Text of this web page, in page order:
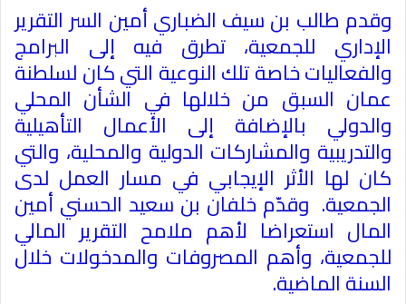
وقدم طالب بن سيف الضباري أمين السر التقرير
الإداري للجمعية، تطرق فيه إلى البرامج
والفعاليات خاصة تلك النوعية التي كان لسلطنة
عمان السبق من خلالها في الشأن المحلي
والدولي بالإضافة إلى الأعمال التأهيلية
والتدريبية والمشاركات الدولية والمحلية، والتي
كان لها الأثر الإيجابي في مسار العمل لدى
الجمعية. وقدّم خلفان بن سعيد الحسني أمين
المال استعراضا لأهم ملامح التقرير المالي
للجمعية، وأهم المصروفات والمدخولات خلال
السنة الماضية.